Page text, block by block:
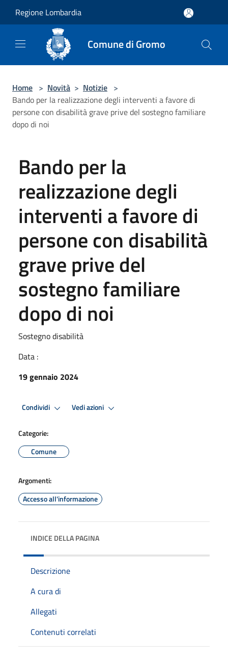
Regione Lombardia
Comune di Gromo
Home > Novità > Notizie >
Bando per la realizzazione degli interventi a favore di
persone con disabilità grave prive del sostegno familiare
dopo di noi
Bando per la
realizzazione degli
interventi a favore di
persone con disabilità
grave prive del
sostegno familiare
dopo di noi
Sostegno disabilità
Data :
19 gennaio 2024
Condividi Vedi azioni
Categorie:
Comune
Argomenti:
Accesso all'informazione
INDICE DELLA PAGINA
Descrizione
A cura di
Allegati
Contenuti correlati